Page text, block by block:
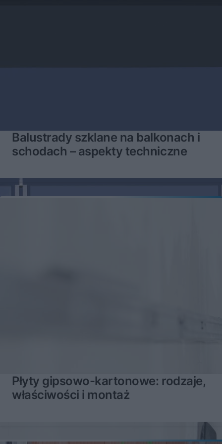
Balustrady szklane na balkonach i
schodach – aspekty techniczne
Płyty gipsowo-kartonowe: rodzaje,
właściwości i montaż